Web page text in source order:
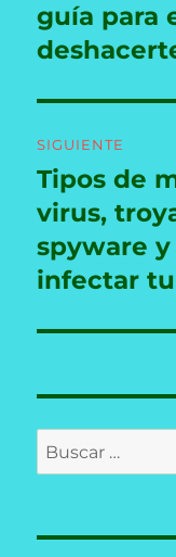
entradas
anterior:
guía para
SIGUIENTE
Entrada
siguiente:
Tipos de
virus,
spyware
infectar
Buscar
por: